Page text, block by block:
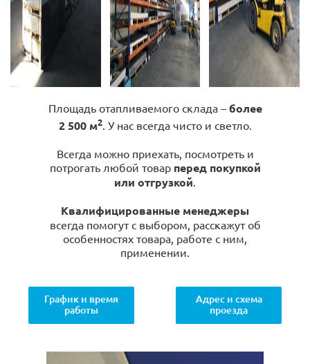
Площадь отапливаемого склада – более
2 500 м2. У нас всегда чисто и светло.
Всегда можно приехать, посмотреть и
потрогать любой товар перед покупкой
или отгрузкой.
Квалифицированные менеджеры
всегда помогут с выбором, расскажут об
особенностях товара, работе с ним,
применении.
График и время
работы
Адрес и схема
проезда